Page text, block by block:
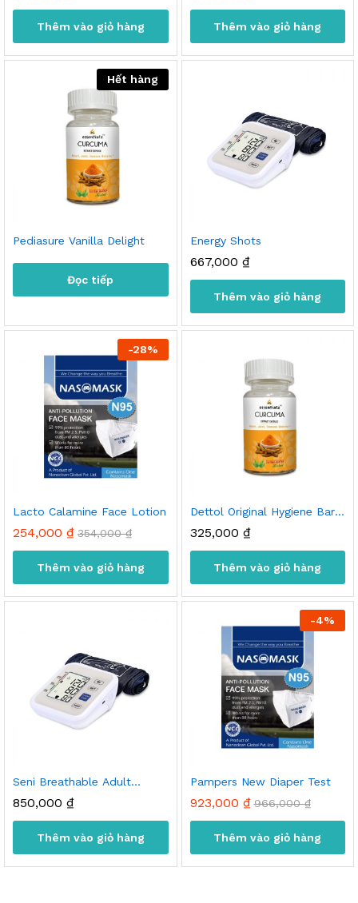
Thêm vào giỏ hàng Thêm vào giỏ hàng
Hết hàng
Pediasure Vanilla Delight
Đọc tiếp
Energy Shots
667,000 ₫
Thêm vào giỏ hàng
-28%
Lacto Calamine Face Lotion
254,000 ₫ 354,000₫
Thêm vào giỏ hàng
Dettol Original Hygiene Bar
325,000 ₫
Thêm vào giỏ hàng
Seni Breathable Adult
850,000 ₫
Thêm vào giỏ hàng
-4%
Pampers New Diaper Test
923,000 ₫ 966,000₫
Thêm vào giỏ hàng